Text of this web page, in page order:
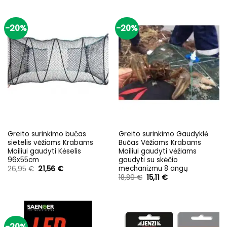
-20%
Greito surinkimo bučas
sietelis vėžiams Krabams
Mailiui gaudyti Kėselis
96x55cm
26,95€ Original
price
21,56 €Current
-20%
Greito surinkimo Gaudyklė
Bučas Vėžiams Krabams
Mailiui gaudyti vėžiams
gaudyti su skėčio
mechanizmu 8 angų
18,89€ Original
price
15,11 €Current